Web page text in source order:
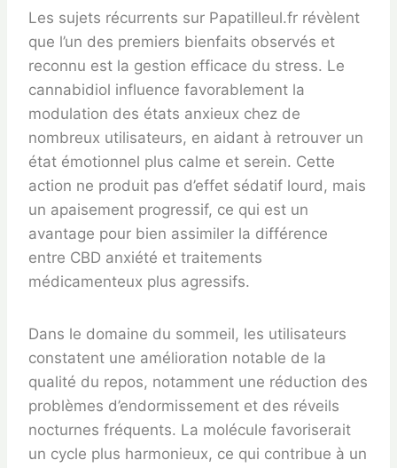
Les sujets récurrents sur Papatilleul.fr révèlent
que l’un des premiers bienfaits observés et
reconnu est la gestion efficace du stress. Le
cannabidiol influence favorablement la
modulation des états anxieux chez de
nombreux utilisateurs, en aidant à retrouver un
état émotionnel plus calme et serein. Cette
action ne produit pas d’effet sédatif lourd, mais
un apaisement progressif, ce qui est un
avantage pour bien assimiler la différence
entre CBD anxiété et traitements
médicamenteux plus agressifs.
Dans le domaine du sommeil, les utilisateurs
constatent une amélioration notable de la
qualité du repos, notamment une réduction des
problèmes d’endormissement et des réveils
nocturnes fréquents. La molécule favoriserait
un cycle plus harmonieux, ce qui contribue à un